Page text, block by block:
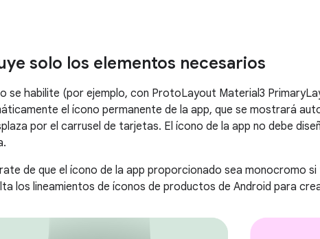
solo los elementos necesarios
se habilite (por ejemplo, con ProtoLayout Material3
el ícono permanente de la app, que se mostrará
por el carrusel de tarjetas. El ícono de la app no debe
de que el ícono de la app proporcionado sea monocromo
los lineamientos de íconos de productos de Android para